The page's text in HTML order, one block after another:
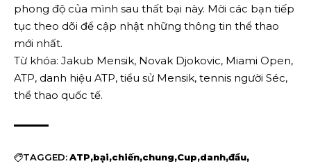
phong độ của mình sau thất bại này. Mời các bạn tiếp
tục theo dõi để cập nhật những thông tin thể thao
mới nhất.
Từ khóa: Jakub Mensik, Novak Djokovic, Miami Open,
ATP, danh hiệu ATP, tiểu sử Mensik, tennis người Séc,
thể thao quốc tế.
TAGGED:ATP bại chiến chung Cup danh đầu